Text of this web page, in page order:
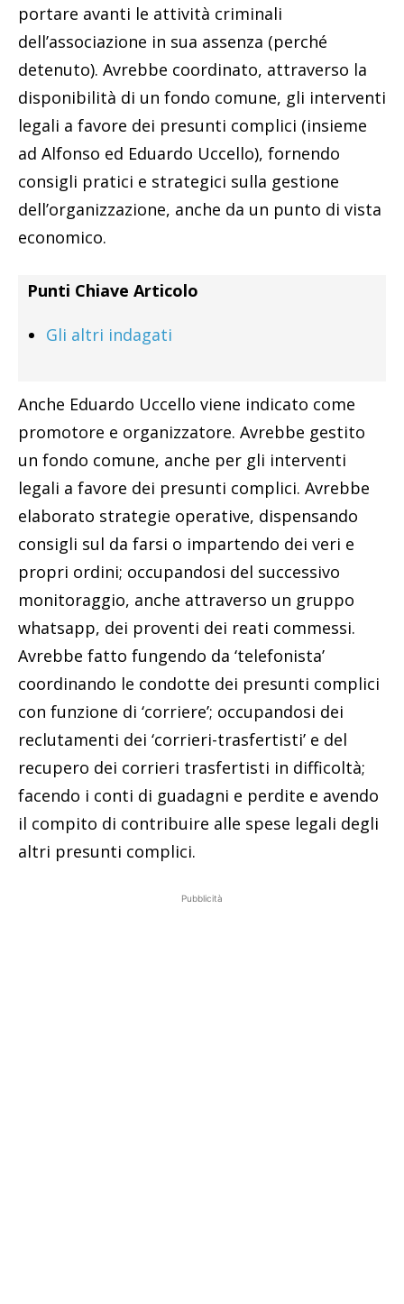
portare avanti le attività criminali
dell’associazione in sua assenza (perché
detenuto). Avrebbe coordinato, attraverso la
disponibilità di un fondo comune, gli interventi
legali a favore dei presunti complici (insieme
ad Alfonso ed Eduardo Uccello), fornendo
consigli pratici e strategici sulla gestione
dell’organizzazione, anche da un punto di vista
economico.
Punti Chiave Articolo
Gli altri indagati
Anche Eduardo Uccello viene indicato come
promotore e organizzatore. Avrebbe gestito
un fondo comune, anche per gli interventi
legali a favore dei presunti complici. Avrebbe
elaborato strategie operative, dispensando
consigli sul da farsi o impartendo dei veri e
propri ordini; occupandosi del successivo
monitoraggio, anche attraverso un gruppo
whatsapp, dei proventi dei reati commessi.
Avrebbe fatto fungendo da ‘telefonista’
coordinando le condotte dei presunti complici
con funzione di ‘corriere’; occupandosi dei
reclutamenti dei ‘corrieri-trasfertisti’ e del
recupero dei corrieri trasfertisti in difficoltà;
facendo i conti di guadagni e perdite e avendo
il compito di contribuire alle spese legali degli
altri presunti complici.
Pubblicità